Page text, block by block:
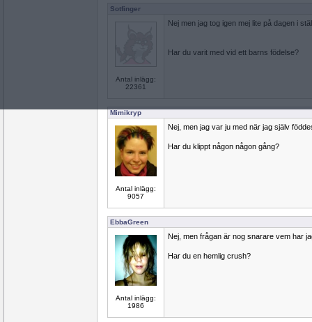
Sotfinger
Antal inlägg:
22361
Nej men jag tog igen mej lite på dagen i
Har du varit med vid ett barns födelse?
Mimikryp
Antal inlägg:
9057
Nej, men jag var ju med när jag själv
Har du klippt någon någon gång?
EbbaGreen
Antal inlägg:
1986
Nej, men frågan är nog snarare vem har
Har du en hemlig crush?